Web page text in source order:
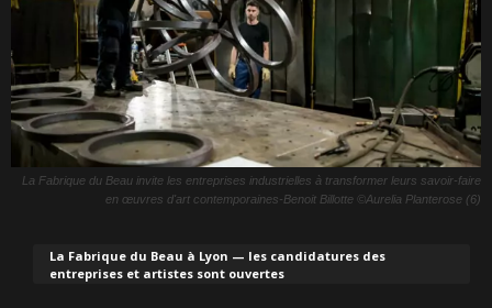
La Fabrique du Beau invite les entreprises industrielles à transformer leurs savoir-faire
en œuvres d'art contemporaines-Benoit Billotte ©Aurelia Planterose (6)
La Fabrique du Beau à Lyon — les candidatures des
entreprises et artistes sont ouvertes